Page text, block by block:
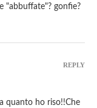
"abbuffate"? gonfie?
quanto ho riso!!Che
REPLY